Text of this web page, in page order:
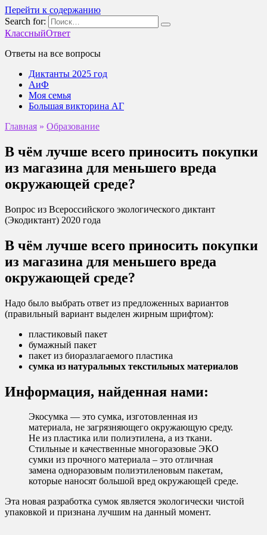
Перейти к содержанию
Search for:
КлассныйОтвет
Ответы на все вопросы
Диктанты 2025 год
АиФ
Моя семья
Большая викторина АГ
Главная » Образование
В чём лучше всего приносить покупки
из магазина для меньшего вреда
окружающей среде?
Вопрос из Всероссийского экологического диктант
(Экодиктант) 2020 года
В чём лучше всего приносить покупки
из магазина для меньшего вреда
окружающей среде?
Надо было выбрать ответ из предложенных вариантов
(правильный вариант выделен жирным шрифтом):
пластиковый пакет
бумажный пакет
пакет из биоразлагаемого пластика
сумка из натуральных текстильных материалов
Информация, найденная нами:
Экосумка — это сумка, изготовленная из
материала, не загрязняющего окружающую среду.
Не из пластика или полиэтилена, а из ткани.
Стильные и качественные многоразовые ЭКО
сумки из прочного материала – это отличная
замена одноразовым полиэтиленовым пакетам,
которые наносят большой вред окружающей среде.
Эта новая разработка сумок является экологически чистой
упаковкой и признана лучшим на данный момент.